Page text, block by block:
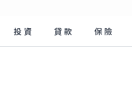
投資 貸款 保險